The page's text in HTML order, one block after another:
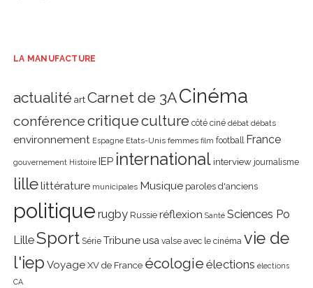
LA MANUFACTURE
actualité art Carnet de 3ACinéma
conférencecritiqueculture côté ciné débat débats
environnement Espagne Etats-Unis femmes film football France
gouvernement Histoire IEP international interview journalisme
lillelittérature municipales Musique paroles d'anciens
politique rugby Russie réflexion Santé Sciences Po
LilleSport Série Tribune usa valse avec le cinéma vie de
l'iep Voyage XV de France écologie élections élections
CA